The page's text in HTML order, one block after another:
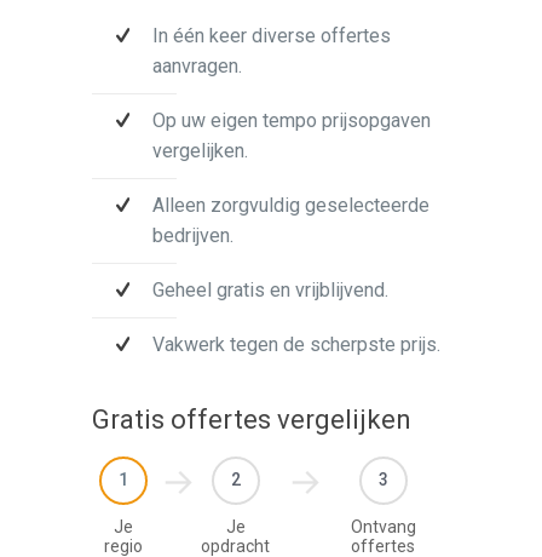
In één keer diverse offertes
aanvragen.
Op uw eigen tempo prijsopgaven
vergelijken.
Alleen zorgvuldig geselecteerde
bedrijven.
Geheel gratis en vrijblijvend.
Vakwerk tegen de scherpste prijs.
Gratis offertes vergelijken
1
Je
regio
2
Je
opdracht
3
Ontvang
offertes